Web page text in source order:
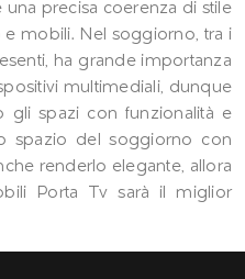
precisa coerenza di stile
mobili. Nel soggiorno, tra i
ha grande importanza
multimediali, dunque
gli spazi con funzionalità e
spazio del soggiorno con
renderlo elegante, allora
Porta Tv sarà il miglior